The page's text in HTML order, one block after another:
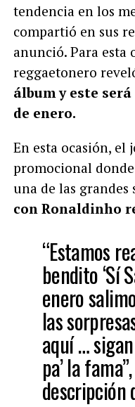
tendencia en los
compartió en sus
anunció. Para esta
reggaetonero
álbum y este
de enero.
En esta ocasión,
promocional donde
una de las grandes
con Ronaldinho
“Estamos
bendito ‘Sí
enero
las
aquí …
pa’ la
descripción